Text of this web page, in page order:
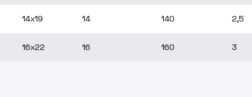
14x19 14 140 2,5
16x22 16 160 3